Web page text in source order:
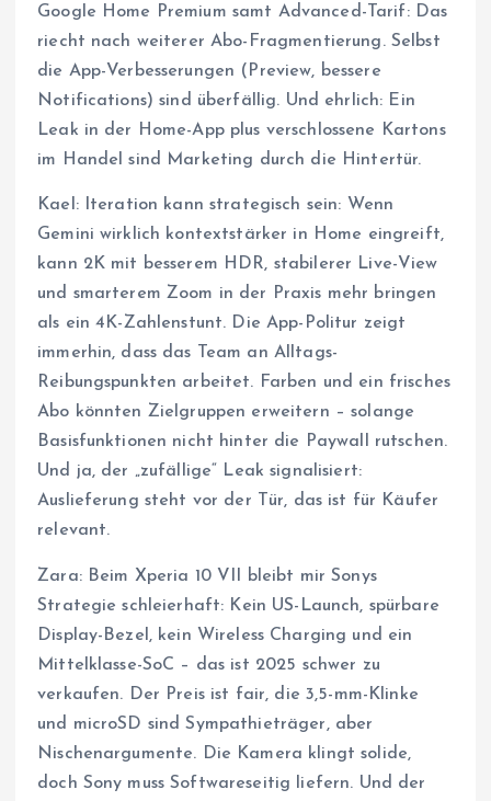
Google Home Premium samt Advanced-Tarif: Das
riecht nach weiterer Abo-Fragmentierung. Selbst
die App-Verbesserungen (Preview, bessere
Notifications) sind überfällig. Und ehrlich: Ein
Leak in der Home-App plus verschlossene Kartons
im Handel sind Marketing durch die Hintertür.
Kael: Iteration kann strategisch sein: Wenn
Gemini wirklich kontextstärker in Home eingreift,
kann 2K mit besserem HDR, stabilerer Live-View
und smarterem Zoom in der Praxis mehr bringen
als ein 4K-Zahlenstunt. Die App-Politur zeigt
immerhin, dass das Team an Alltags-
Reibungspunkten arbeitet. Farben und ein frisches
Abo könnten Zielgruppen erweitern – solange
Basisfunktionen nicht hinter die Paywall rutschen.
Und ja, der „zufällige“ Leak signalisiert:
Auslieferung steht vor der Tür, das ist für Käufer
relevant.
Zara: Beim Xperia 10 VII bleibt mir Sonys
Strategie schleierhaft: Kein US-Launch, spürbare
Display-Bezel, kein Wireless Charging und ein
Mittelklasse-SoC – das ist 2025 schwer zu
verkaufen. Der Preis ist fair, die 3,5-mm-Klinke
und microSD sind Sympathieträger, aber
Nischenargumente. Die Kamera klingt solide,
doch Sony muss Softwareseitig liefern. Und der